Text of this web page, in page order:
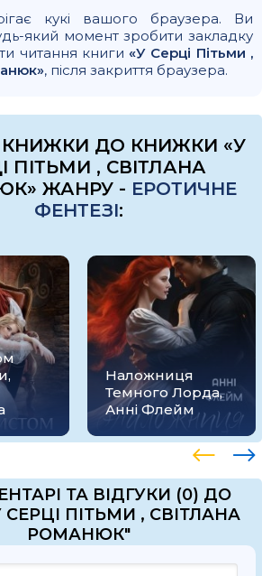
кукі вашого браузера. Ви
який момент зробити закладку
читання книги «У Серці Пітьми ,
, після закриття браузера.
КНИЖКИ ДО КНИЖКИ «У
ПІТЬМИ , СВІТЛАНА
ЖАНРУ - ЕРОТИЧНЕ
ФЕНТЕЗІ:
Наложниця
Темного Лорда,
Анні Флейм
ТА ВІДГУКИ (0) ДО
ПІТЬМИ , СВІТЛАНА
РОМАНЮК"